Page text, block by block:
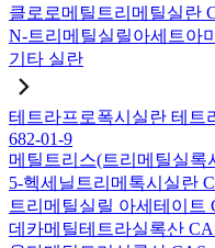
클로로메틸트리메틸실란
N-트리메틸실릴아세트아
기타 실란
테트라프로폭시실란 테트
682-01-9
메틸트리스(트리메틸실록
5-헥세닐트리메톡시실란
트리메틸실릴 아세테이트
데카메틸테트라실록산